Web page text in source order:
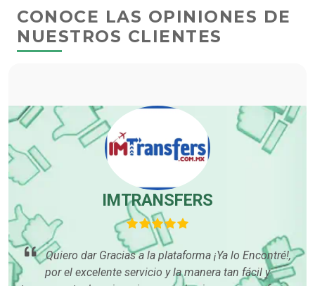
CONOCE LAS OPINIONES DE
NUESTROS CLIENTES
IMTRANSFERS
Quiero dar Gracias a la plataforma ¡Ya lo Encontré!,
por el excelente servicio y la manera tan fácil y